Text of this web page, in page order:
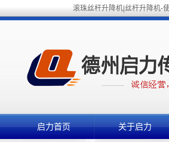
滚珠丝杆升降机|丝杆升降机-
启力首页 关于启力